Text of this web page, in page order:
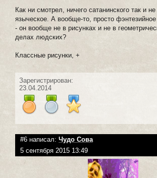
Как ни смотрел, ничего сатанинского так и
языческое. А вообще-то, просто
- он вообще не в рисунках и не в
делах людских?
Классные рисунки, +
Зарегистрирован:
23.04.2014
#6 написал: Чудо Сова
5 сентября 2015 13:49